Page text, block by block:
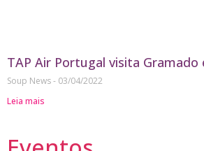
TAP Air Portugal visita Gramado
Soup News
03/04/2022
Leia mais